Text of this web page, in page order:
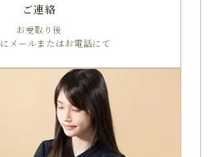
ご連絡
お受取り後
にメールまたはお電話にて